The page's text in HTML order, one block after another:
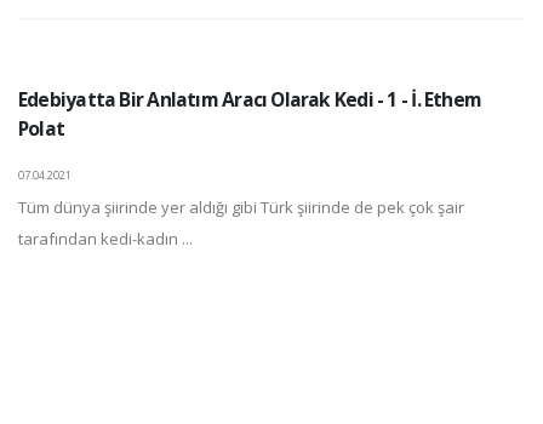
Edebiyatta Bir Anlatım Aracı Olarak Kedi - 1 - İ. Ethem
Polat
07.04.2021
Tüm dünya şiirinde yer aldığı gibi Türk şiirinde de pek çok şair
tarafından kedi-kadın ...